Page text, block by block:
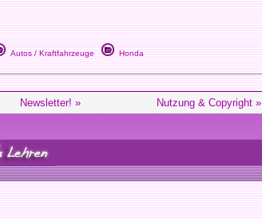
Autos / Kraftfahrzeuge Honda
Newsletter! » Nutzung & Copyright »